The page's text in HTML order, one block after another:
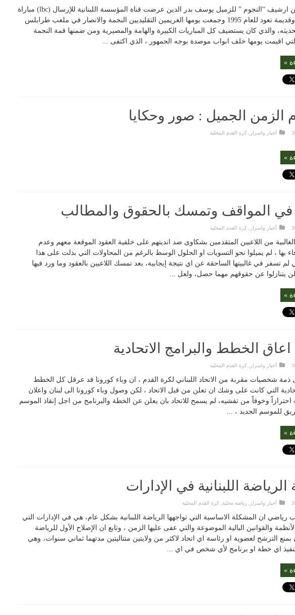
الصور : من ارشيف “النجوم ” للزميل يوسف بدر الدين عرضت قناة المؤسسة اللبنانية للإرسال (lbc) مباراة
قمة تاريخية وقديمة تعود للعام 1995 وجمعت يومها الغريمين التقليديين النجمة والانصار في ملعب طرابلس
والذي كان يستضيف كل المباريات الكبيرة والهامة والمصيرية ومن ضمنها قمة النجمة
اقيمت يومها خلف ابواب موصدة بوجه الجمهور ، الذي اكتفى ...
»
الزمن الجميل : صور وحكايا
أخبار واسرار ,كرة القدم المحلية
»
المواقف وتمسك بالحقوق والمطالب
أخبار واسرار ,كرة القدم المحلية
من اللاعبين المتقدمين بشكاوى ضد انديتهم على خلفية العقود الموقعة معهم وعدم
بها ، لم يميلوا نحو التسويات او الحلول الوسط بالرغم من المحاولات التي بذلت على هذا
لم تسفر في غالبيتها الساحقة عن اي نتيجة إيجابية، بعد تمسك اللاعبين بالعقود وما ورد فيها
لن يتنازلوا عن حقوقهم مهما حصل، ولعل ...
»
اعاق الخطط والبرامج الاتحادية
أخبار واسرار ,كرة القدم المحلية
ذمة شخصيات مقربة من الاتحاد اللبناني لكرة القدم ، ان وباء كورونا قد عرقل كل الخطط
التي كانت على وشك ان تعلن من قبل الاتحاد ، لكن وصول وباء كورونا الى لبنان واعلان
احترازاً وخوفاً من تفشيه، لم يسمح للاتحاد بان يعلن عن الخطة والبرنامج من اجل إنقاذ الموسم
للموسم الجديد ، ...
»
اللبنانية في الإدارات
أخبار واسرار رياضة محلية ,كرة القدم المحلية
رياضي ان المشكلة الاساسية التي تواجهها الرياضة اللبنانية بشكل عام، هي في الإدارات التي
والقوانين البالية الموضوعة والتي عفى عليها الزمن ، وتابع ان الإصلاح الأول للرياضة
بمنع الترشح لعضوية او رئاسة اي اتحاد لاكثر من ولايتين متتاليتين مدتهما ثماني سنوات، وهي
اي خطة او برنامج لأي شخص في اي ...
»